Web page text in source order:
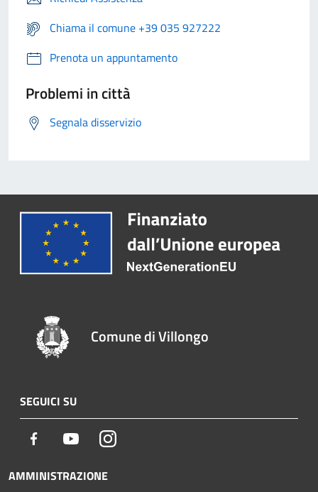
Chiama il comune +39 035 927222
Prenota un appuntamento
Problemi in città
Segnala disservizio
Comune di Villongo
SEGUICI SU
Facebook YoutubeInstagram
AMMINISTRAZIONE